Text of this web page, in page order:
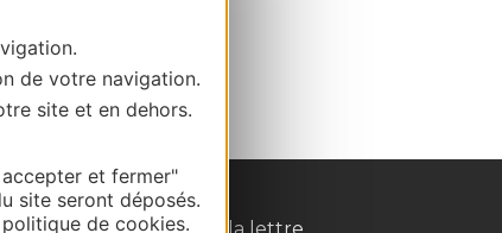
de votre navigation.
site et en dehors.
et fermer"
site seront déposés.
de cookies.